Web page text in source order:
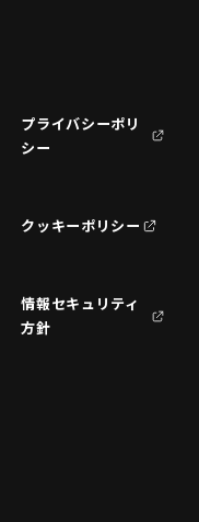
プライバシーポリ
シー
クッキーポリシー
情報セキュリティ
方針